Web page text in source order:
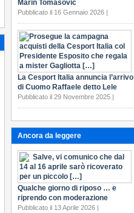
Marin Tomasovic
Pubblicato il 16 Gennaio 2026 |
La Cesport Italia annuncia l’arrivo
di Cuomo Raffaele detto Lele
Pubblicato il 29 Novembre 2025 |
Ancora da leggere
Qualche giorno di riposo … e
riprendo con moderazione
Pubblicato il 13 Aprile 2026 |